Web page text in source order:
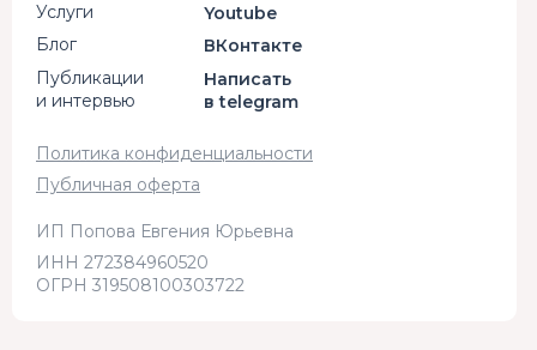
ИП Попова Евгения Юрьевна
ИНН 272384960520
ОГРН 319508100303722
Политика конфиденциальности
Публичная оферта
Услуги
Блог
Youtube
ВКонтакте
Написать
в telegram
Публикации
и интервью